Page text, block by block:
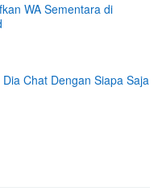
WA Sementara di
Chat Dengan Siapa Saja